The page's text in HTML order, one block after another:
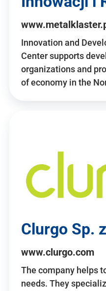
Innovation and
Center supports
organizations and
of economy in the
Clurgo Sp.
www.clurgo.com
The company helps
needs. They